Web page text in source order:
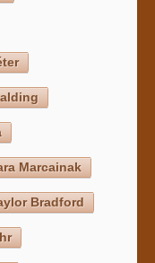
Marcainak
Bradford